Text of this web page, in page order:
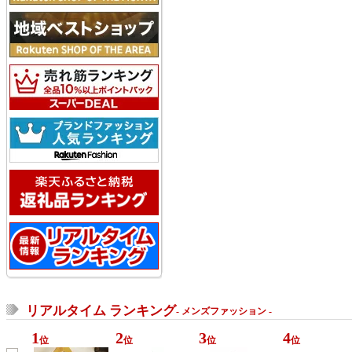
リアルタイム ランキング- メンズファッション -
1 位 2位 3位 4位